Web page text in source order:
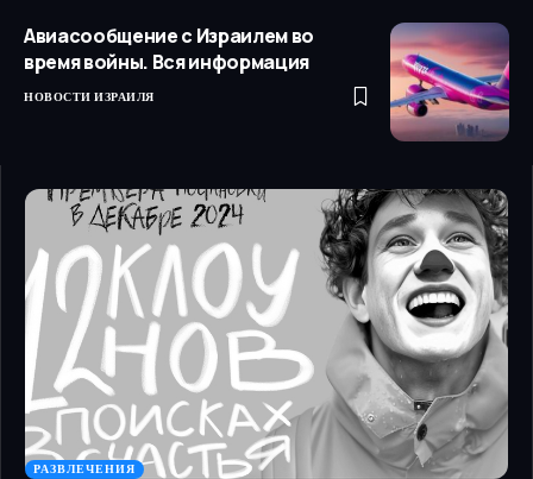
Авиасообщение с Израилем во
время войны. Вся информация
НОВОСТИ ИЗРАИЛЯ
РАЗВЛЕЧЕНИЯ